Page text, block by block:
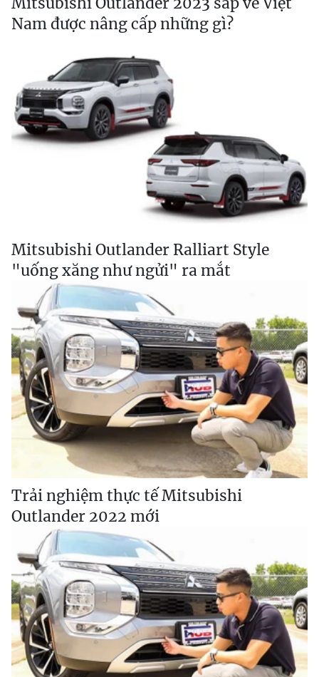
Nam được nâng cấp những gì?
Mitsubishi Outlander Ralliart Style
"uống xăng như ngửi" ra mắt
Trải nghiệm thực tế Mitsubishi
Outlander 2022 mới